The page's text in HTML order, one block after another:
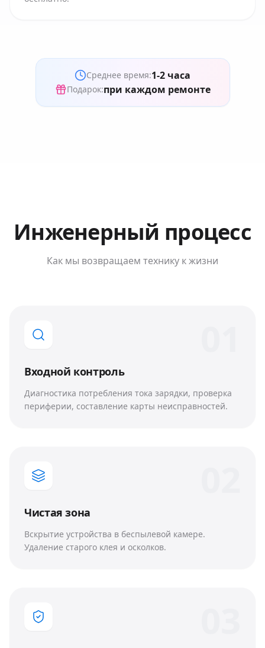
Среднее время:1-2 часа
Подарок:при каждом ремонте
Инженерный процесс
Как мы возвращаем технику к жизни
Входной контроль
Диагностика потребления тока зарядки, проверка
периферии, составление карты неисправностей.
Чистая зона
Вскрытие устройства в беспылевой камере.
Удаление старого клея и осколков.